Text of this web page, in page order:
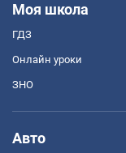
Моя школа
ГДЗ
Онлайн уроки
ЗНО
Авто